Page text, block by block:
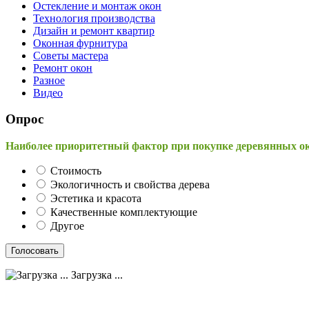
Остекление и монтаж окон
Технология производства
Дизайн и ремонт квартир
Оконная фурнитура
Советы мастера
Ремонт окон
Разное
Видео
Опрос
Наиболее приоритетный фактор при покупке деревянных
Стоимость
Экологичность и свойства дерева
Эстетика и красота
Качественные комплектующие
Другое
Загрузка ...